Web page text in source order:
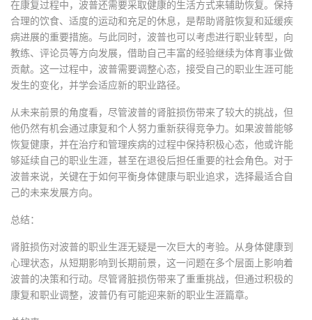
在康复过程中，波普还需要采取健康的生活方式来辅助恢复。保持
合理的饮食、适度的运动和充足的休息，是帮助肾脏恢复和延缓疾
病进展的重要措施。与此同时，波普也可以考虑进行职业转型，向
教练、评论员等方向发展，借助自己丰富的经验继续为体育事业做
贡献。这一过程中，波普需要调整心态，接受自己的职业生涯可能
发生的变化，并学会适应新的职业路径。
从未来前景的角度看，尽管波普的肾脏损伤带来了较大的挑战，但
他仍然有机会通过康复和个人努力重新获得竞争力。如果波普能够
恢复健康，并在治疗和管理疾病的过程中保持积极心态，他或许能
够延续自己的职业生涯，甚至在退役后担任重要的社会角色。对于
波普来说，关键在于如何平衡身体健康与职业追求，选择最适合自
己的未来发展方向。
总结：
肾脏损伤对波普的职业生涯无疑是一次巨大的考验。从身体健康到
心理状态，从短期影响到长期前景，这一问题在多个层面上影响着
波普的决策和行动。尽管肾脏损伤带来了重重挑战，但通过积极的
康复和职业调整，波普仍有可能迎来新的职业生涯篇章。